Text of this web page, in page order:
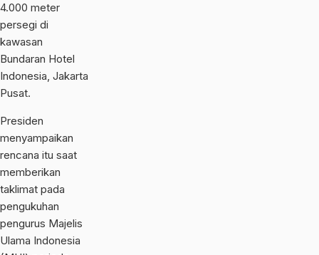
4.000 meter
persegi di
kawasan
Bundaran Hotel
Indonesia, Jakarta
Pusat.
Presiden
menyampaikan
rencana itu saat
memberikan
taklimat pada
pengukuhan
pengurus Majelis
Ulama Indonesia